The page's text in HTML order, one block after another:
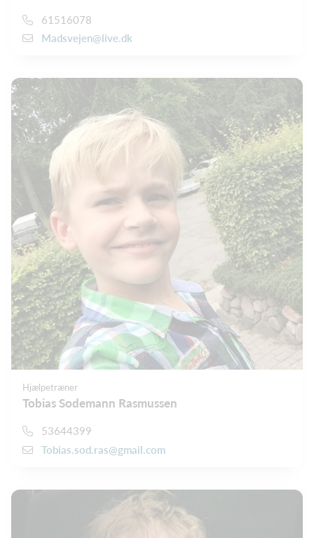
61516078
Madsvejen@live.dk
Hjælpetræner
Tobias Sodemann Rasmussen
53644399
Tobias.sod.ras@gmail.com